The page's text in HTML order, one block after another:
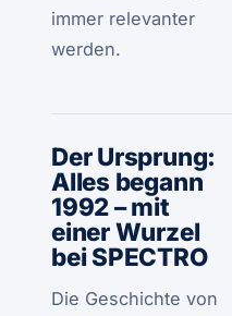
immer relevanter
werden.
Der Ursprung:
Alles begann
1992 – mit
einer Wurzel
bei SPECTRO
Die Geschichte von